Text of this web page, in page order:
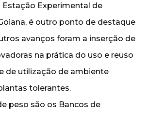
Estação Experimental de
é outro ponto de destaque
avanços foram a inserção de
na prática do uso e reuso
de utilização de ambiente
tolerantes.
peso são os Bancos de